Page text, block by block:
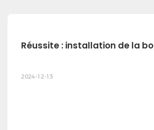
Réussite : installation de la
2024-12-13